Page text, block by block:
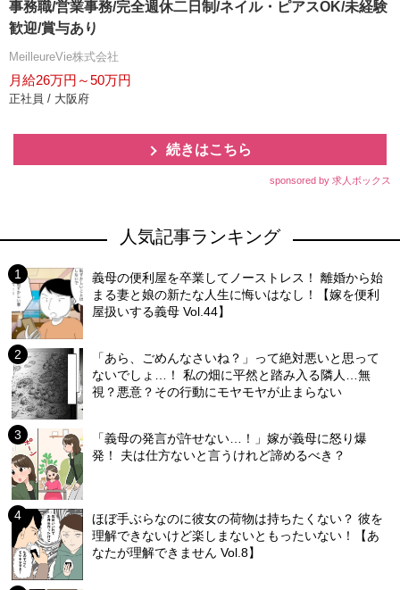
事務職/営業事務/完全週休二日制/ネイル・ピアスOK/未経験
歓迎/賞与あり
MeilleureVie株式会社
月給26万円～50万円
正社員 / 大阪府
続きはこちら
sponsored by 求人ボックス
人気記事ランキング
義母の便利屋を卒業してノーストレス！ 離婚から始
まる妻と娘の新たな人生に悔いはなし！【嫁を便利
屋扱いする義母 Vol.44】
「あら、ごめんなさいね？」って絶対悪いと思って
ないでしょ…！ 私の畑に平然と踏み入る隣人…無
視？悪意？その行動にモヤモヤが止まらない
「義母の発言が許せない…！」嫁が義母に怒り爆
発！ 夫は仕方ないと言うけれど諦めるべき？
ほぼ手ぶらなのに彼女の荷物は持ちたくない？ 彼を
理解できないけど楽しまないともったいない！【あ
なたが理解できません Vol.8】